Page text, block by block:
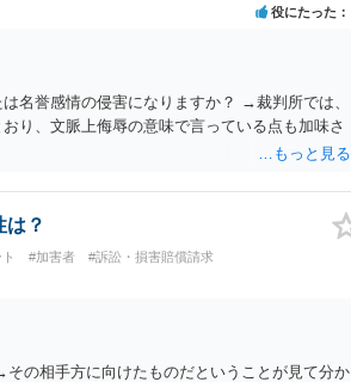
役にたった
名誉感情の侵害になりますか？ →裁判所では、
り、文脈上侮辱の意味で言っている点も加味さ
は？
#加害者 #訴訟・損害賠償請求
の相手方に向けたものだということが見て分か